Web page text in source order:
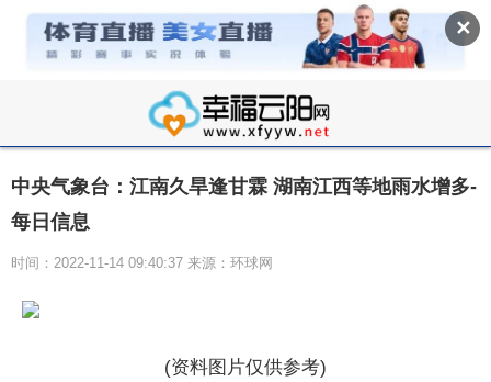
✕
中央气象台：江南久旱逢甘霖 湖南江西等地雨水增多-
每日信息
时间：2022-11-14 09:40:37 来源：环球网
(资料图片仅供参考)